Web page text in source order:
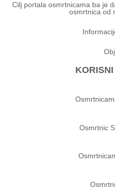
Cilj portala osmrtnicama ba je
osmrtnica od
Osmrtnic